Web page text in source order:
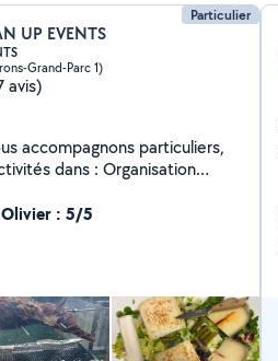
Particulier
UP EVENTS
Grand-Parc 1)
avis)
accompagnons particuliers,
: Organisation
et création visuelle
transport, enlèvement,
Montage de
Location de
projets Une structure
: 5/5